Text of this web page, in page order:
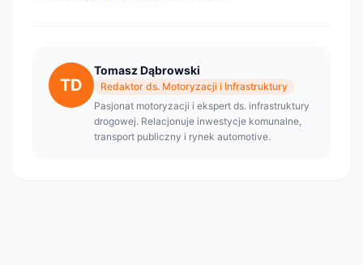
TD
Tomasz Dąbrowski
Redaktor ds. Motoryzacji i Infrastruktury
Pasjonat motoryzacji i ekspert ds. infrastruktury
drogowej. Relacjonuje inwestycje komunalne,
transport publiczny i rynek automotive.